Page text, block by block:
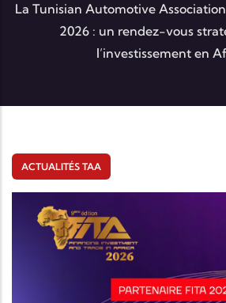
La Tunisian Automotive
2026 : un rendez-vous
l’investissement en
ACTUALITÉS TAA